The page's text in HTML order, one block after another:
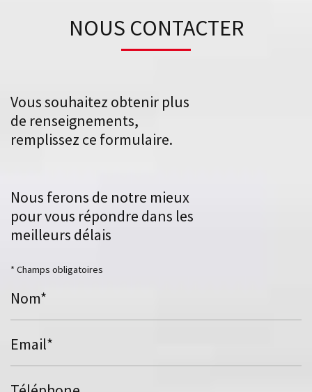
NOUS CONTACTER
Vous souhaitez obtenir plus
de renseignements,
remplissez ce formulaire.
Nous ferons de notre mieux
pour vous répondre dans les
meilleurs délais
* Champs obligatoires
Nom*
Email*
Téléphone